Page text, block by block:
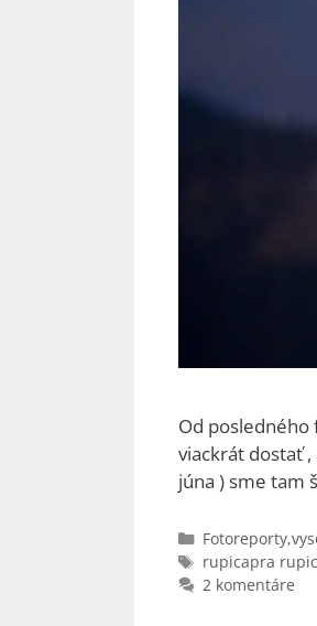
Od
viackrát dostať
júna ) sme tam
Kategórie
Fotoreporty,
Značky
rupicapra
2 komentáre